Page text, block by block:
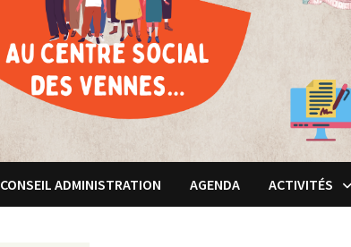
CONSEIL ADMINISTRATION AGENDA ACTIVITÉS